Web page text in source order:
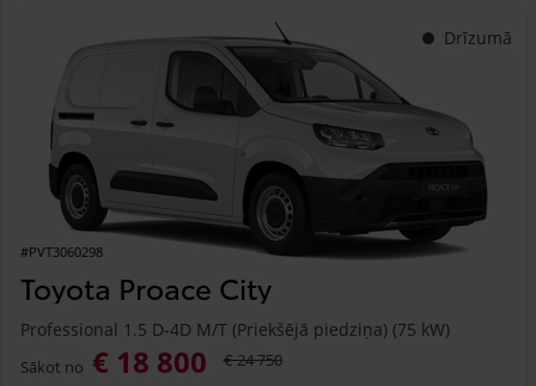
Drīzumā
#PVT3060298
Toyota Proace City
Professional 1.5 D-4D M/T (Priekšējā piedziņa) (75 kW)
Sākot no € 18 800 € 24 750